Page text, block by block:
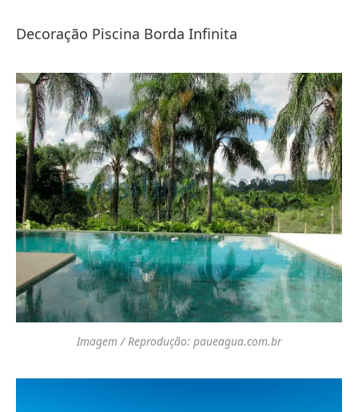
Decoração Piscina Borda Infinita
Imagem / Reprodução: paueagua.com.br